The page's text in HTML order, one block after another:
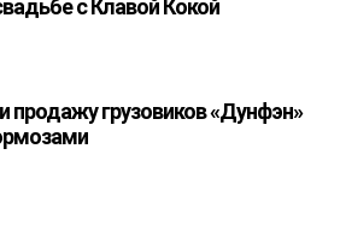
с Клавой Кокой
продажу грузовиков «Дунфэн»